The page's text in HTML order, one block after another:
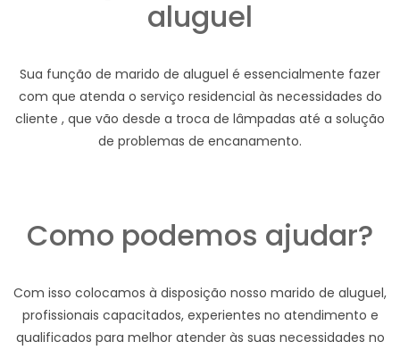
aluguel
Sua função de marido de aluguel é essencialmente fazer
com que atenda o serviço residencial às necessidades do
cliente , que vão desde a troca de lâmpadas até a solução
de problemas de encanamento.
Como podemos ajudar?
Com isso colocamos à disposição nosso marido de aluguel,
profissionais capacitados, experientes no atendimento e
qualificados para melhor atender às suas necessidades no